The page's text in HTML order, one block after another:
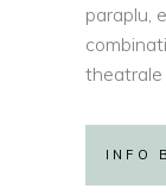
paraplu,
theatrale
INFO